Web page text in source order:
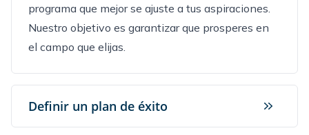
programa que mejor se ajuste a tus aspiraciones.
Nuestro objetivo es garantizar que prosperes en
el campo que elijas.
Definir un plan de éxito